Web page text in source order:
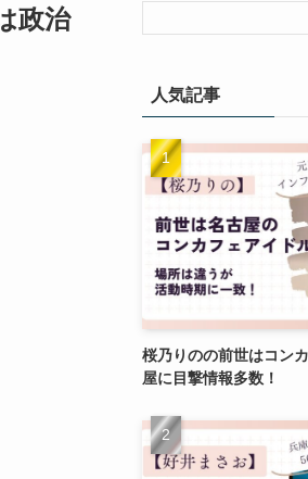
政治
人気記事
桜乃りのの前世はコン
屋に目撃情報多数！